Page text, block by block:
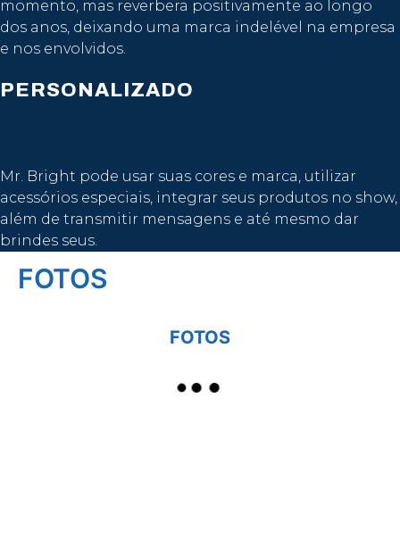
momento, mas reverbera positivamente ao longo
dos anos, deixando uma marca indelével na empresa
e nos envolvidos.
PERSONALIZADO
Mr. Bright pode usar suas cores e marca, utilizar
acessórios especiais, integrar seus produtos no show,
além de transmitir mensagens e até mesmo dar
brindes seus.
FOTOS
FOTOS